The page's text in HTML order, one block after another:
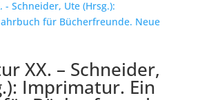
XX. – Schneider,
Imprimatur. Ein